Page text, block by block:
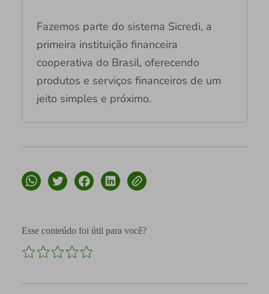
Fazemos parte do sistema Sicredi, a
primeira instituição financeira
cooperativa do Brasil, oferecendo
produtos e serviços financeiros de um
jeito simples e próximo.
Esse conteúdo foi útil para você?